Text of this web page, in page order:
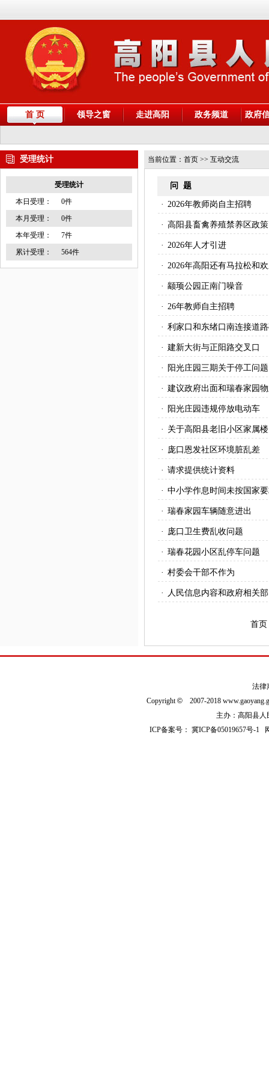
首 页 领导之窗 走进高阳 政务频道 政府
受理统计
受理统计
本日受理：
0件
本月受理：
0件
本年受理：
7件
累计受理：
564件
当前位置： 首页 >> 互动交流
问 题
· 2026年教师岗自主招聘
· 高阳县畜禽养殖禁养区政
· 2026年人才引进
· 2026年高阳还有马拉松和
· 颛顼公园正南门噪音
· 26年教师自主招聘
· 利家口和东绪口南连接道
· 建新大街与正阳路交叉口
· 阳光庄园三期关于停工问题
· 建议政府出面和瑞春家园
· 阳光庄园违规停放电动车
· 关于高阳县老旧小区家属
· 庞口恩发社区环境脏乱差
· 请求提供统计资料
· 中小学作息时间未按国家
· 瑞春家园车辆随意进出
· 庞口卫生费乱收问题
· 瑞春花园小区乱停车问题
· 村委会干部不作为
· 人民信息内容和政府相关
首
法律
Copyright© 2007-2018
主办：高阳县人
ICP备案号：冀ICP备05019657号-1